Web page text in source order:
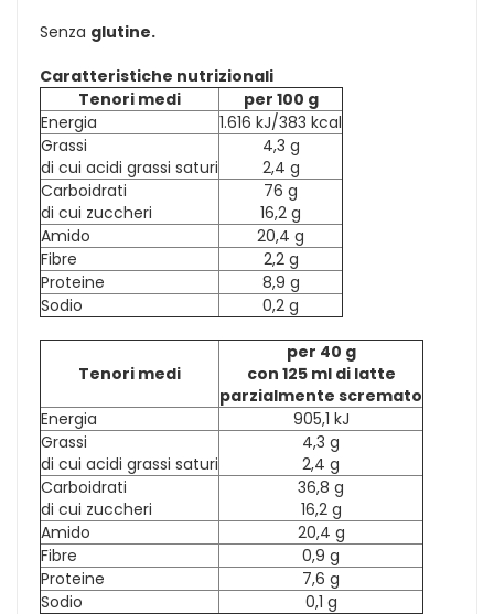
Senza glutine.
Caratteristiche nutrizionali
Tenori medi
per 100 g
Energia
1.616 kJ/383 kcal
Grassi
di cui acidi grassi saturi
4,3 g
2,4 g
Carboidrati
di cui zuccheri
76 g
16,2 g
Amido
20,4 g
Fibre
2,2 g
Proteine
8,9 g
Sodio
0,2 g
Tenori medi
per 40 g
con 125 ml di latte
parzialmente scremato
Energia
905,1 kJ
Grassi
di cui acidi grassi saturi
4,3 g
2,4 g
Carboidrati
di cui zuccheri
36,8 g
16,2 g
Amido
20,4 g
Fibre
0,9 g
Proteine
7,6 g
Sodio
0,1 g